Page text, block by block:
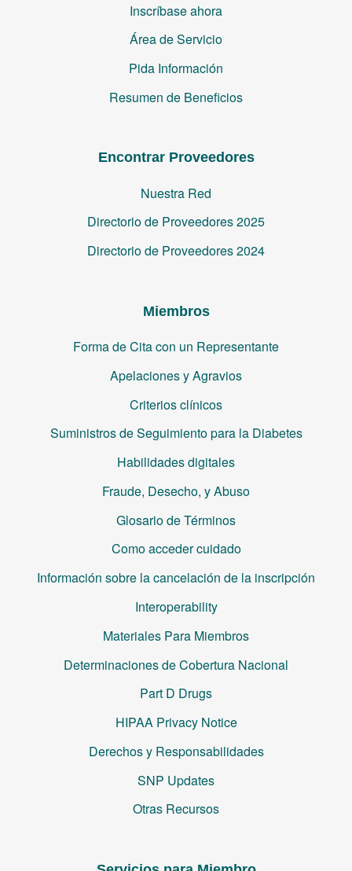
Inscríbase ahora
Área de Servicio
Pida Información
Resumen de Beneficios
Encontrar Proveedores
Nuestra Red
Directorio de Proveedores 2025
Directorio de Proveedores 2024
Miembros
Forma de Cita con un Representante
Apelaciones y Agravios
Criterios clínicos
Suministros de Seguimiento para la Diabetes
Habilidades digitales
Fraude, Desecho, y Abuso
Glosario de Términos
Como acceder cuidado
Información sobre la cancelación de la inscripción
Interoperability
Materiales Para Miembros
Determinaciones de Cobertura Nacional
Part D Drugs
HIPAA Privacy Notice
Derechos y Responsabilidades
SNP Updates
Otras Recursos